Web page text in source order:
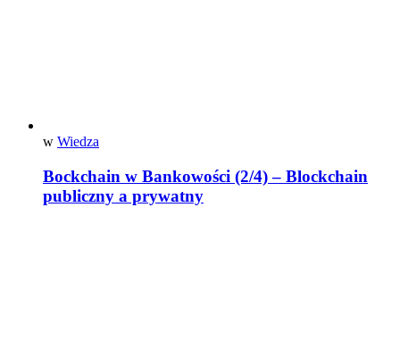
w Wiedza
Bockchain w Bankowości (2/4) – Blockchain
publiczny a prywatny